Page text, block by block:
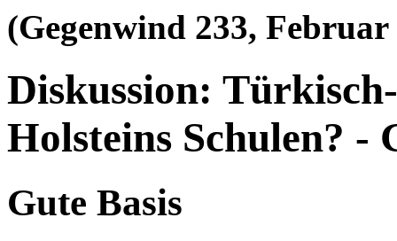
(Gegenwind 233, Februar
Diskussion:
Holsteins Schulen? -
Gute Basis